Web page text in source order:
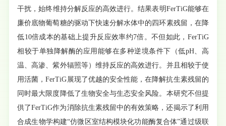
干扰，始终维持分解反应的高效进行。结果表明FerTiG能够在
廉价底物葡萄糖的驱动下快速分解水体中的四环素残留，在降
低10倍成本的基础上提升反应效率约7倍。不但如此，FerTiG
相较于单独降解酶的应用能够在多种逆境条件下（低pH、高
温、高渗、紫外辐照等）维持反应的高效进行。并且相较于使
用活菌，FerTiG展现了优越的安全性能，在降解抗生素残留的
同时最大限度降低了生物安全与生态安全风险。本研究不但提
供了FerTiG作为消除抗生素残留中的有效策略，还揭示了利用
合成生物学构建“仿微区室结构模块化功能酶复合体”通过级联